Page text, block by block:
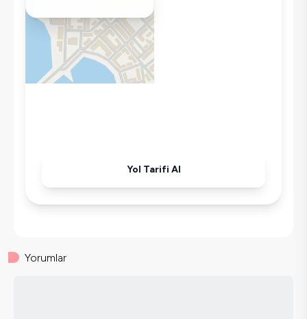
Çamaşır Makinesi
Buzdolabı
Klima
Wifi / İnternet
Yol Tarifi Al
Yorumlar